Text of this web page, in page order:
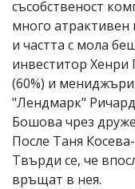
съсобственост
много атрактивен
и частта с мола
инвеститор Хенри
(60%) и
"Лендмарк"
Бошова чрез
После Таня
Твърди се, че
връщат в нея.